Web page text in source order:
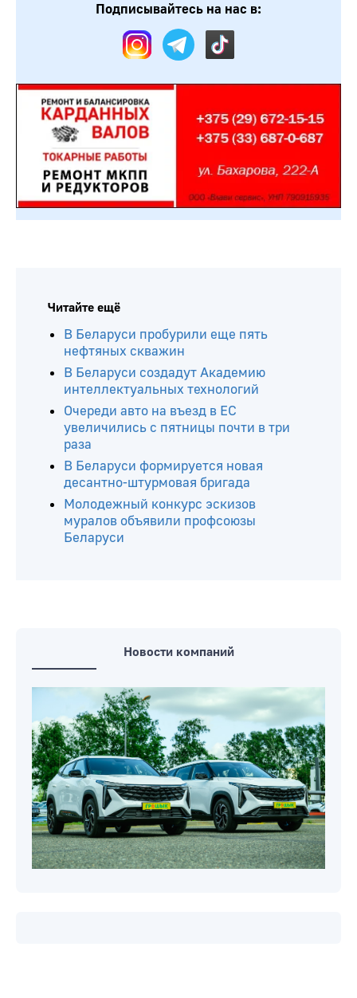
Подписывайтесь на нас в:
Читайте ещё
В Беларуси пробурили еще пять
нефтяных скважин
В Беларуси создадут Академию
интеллектуальных технологий
Очереди авто на въезд в ЕС
увеличились с пятницы почти в три
раза
В Беларуси формируется новая
десантно-штурмовая бригада
Молодежный конкурс эскизов
муралов объявили профсоюзы
Беларуси
Новости компаний